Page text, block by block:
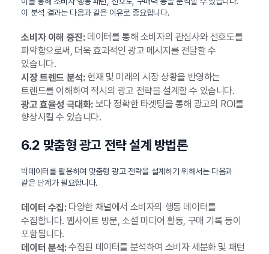
이 분석 결과는 다음과 같은 이유로 중요합니다.
소비자 이해 증진:데이터를 통해 소비자의 관심사와 선호도를
파악함으로써, 더욱 효과적인 광고 메시지를 전달할 수
있습니다.
시장 트렌드 분석:현재 및 미래의 시장 상황을 반영하는
트렌드를 이해하여 적시의 광고 전략을 설계할 수 있습니다.
광고 효율성 극대화:보다 정확한 타겟팅을 통해 광고의 ROI를
향상시킬 수 있습니다.
6.2 맞춤형 광고 전략 설계 방법론
빅데이터를 활용하여 맞춤형 광고 전략을 설계하기 위해서는 다음과
같은 단계가 필요합니다.
데이터 수집:다양한 채널에서 소비자의 행동 데이터를
수집합니다. 웹사이트 방문, 소셜 미디어 활동, 구매 기록 등이
포함됩니다.
데이터 분석:수집된 데이터를 분석하여 소비자 세분화 및 패턴